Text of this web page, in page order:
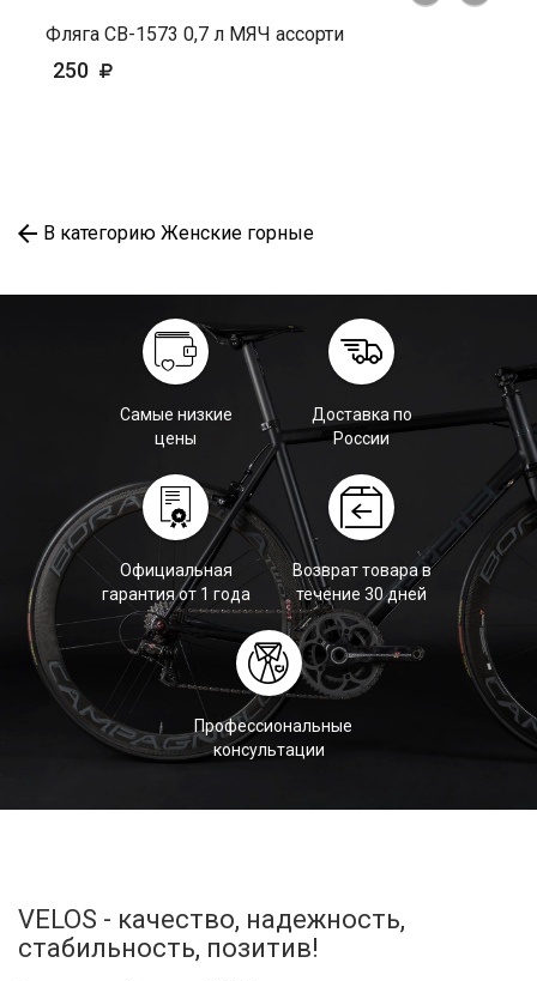
Фляга СВ-1573 0,7 л МЯЧ ассорти
250
В категорию Женские горные
Самые низкие
цены
Доставка по
России
Официальная
гарантия от 1 года
Возврат товара в
течение 30 дней
Профессиональные
консультации
VELOS - качество, надежность,
стабильность, позитив!